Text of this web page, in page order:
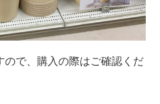
で、購入の際はご確認くだ